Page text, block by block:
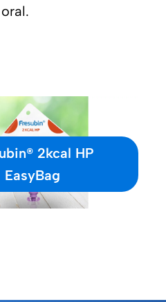
2kcal HP
EasyBag